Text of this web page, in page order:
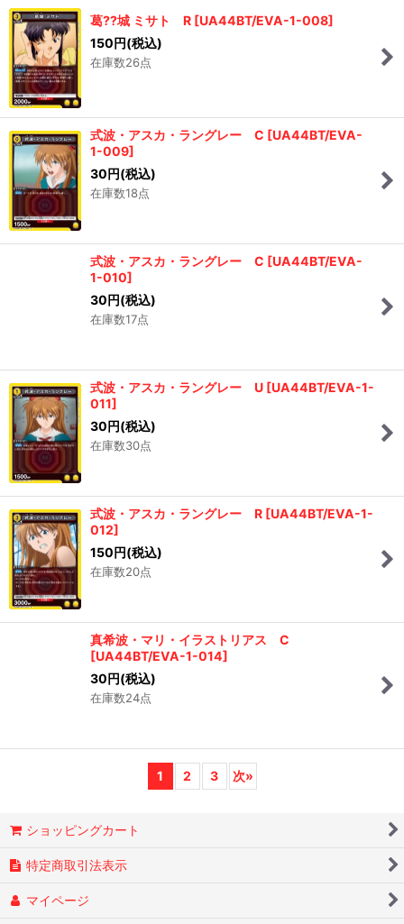
葛??城 ミサト R [UA44BT/EVA-1-008]
150円(税込)
在庫数26点
式波・アスカ・ラングレー C [UA44BT/EVA-
1-009]
30円(税込)
在庫数18点
式波・アスカ・ラングレー C [UA44BT/EVA-
1-010]
30円(税込)
在庫数17点
式波・アスカ・ラングレー U [UA44BT/EVA-1-
011]
30円(税込)
在庫数30点
式波・アスカ・ラングレー R [UA44BT/EVA-1-
012]
150円(税込)
在庫数20点
真希波・マリ・イラストリアス C
[UA44BT/EVA-1-014]
30円(税込)
在庫数24点
1 2 3 次»
ショッピングカート
特定商取引法表示
マイページ